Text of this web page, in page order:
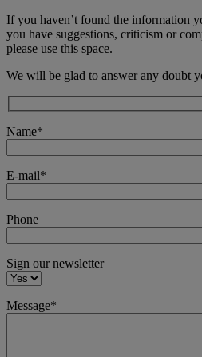
If you haven’t found the information
you have suggestions, criticism or
please use this space.
We will be glad to answer any doubt
Name*
E-mail*
Phone
Sign our newsletter
Message*